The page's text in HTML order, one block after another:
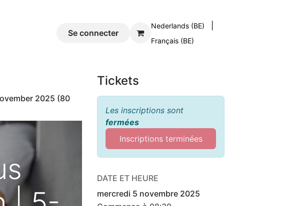
Contact
Se connecter
Nederlands (BE)
Français (BE)
2025 (80
Tickets
Les inscriptions sont
fermées
Inscriptions terminées
DATE ET HEURE
mercredi 5 novembre 2025